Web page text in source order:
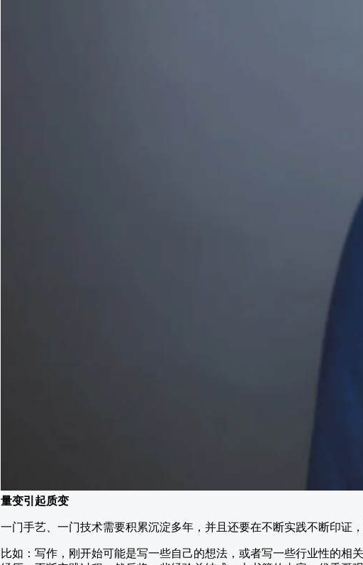
量变引起质变
一门手艺、一门技术需要积累沉淀多年，并且还要在不断实践不断印证
比如：写作，刚开始可能是写一些自己的想法，或者写一些行业性的相